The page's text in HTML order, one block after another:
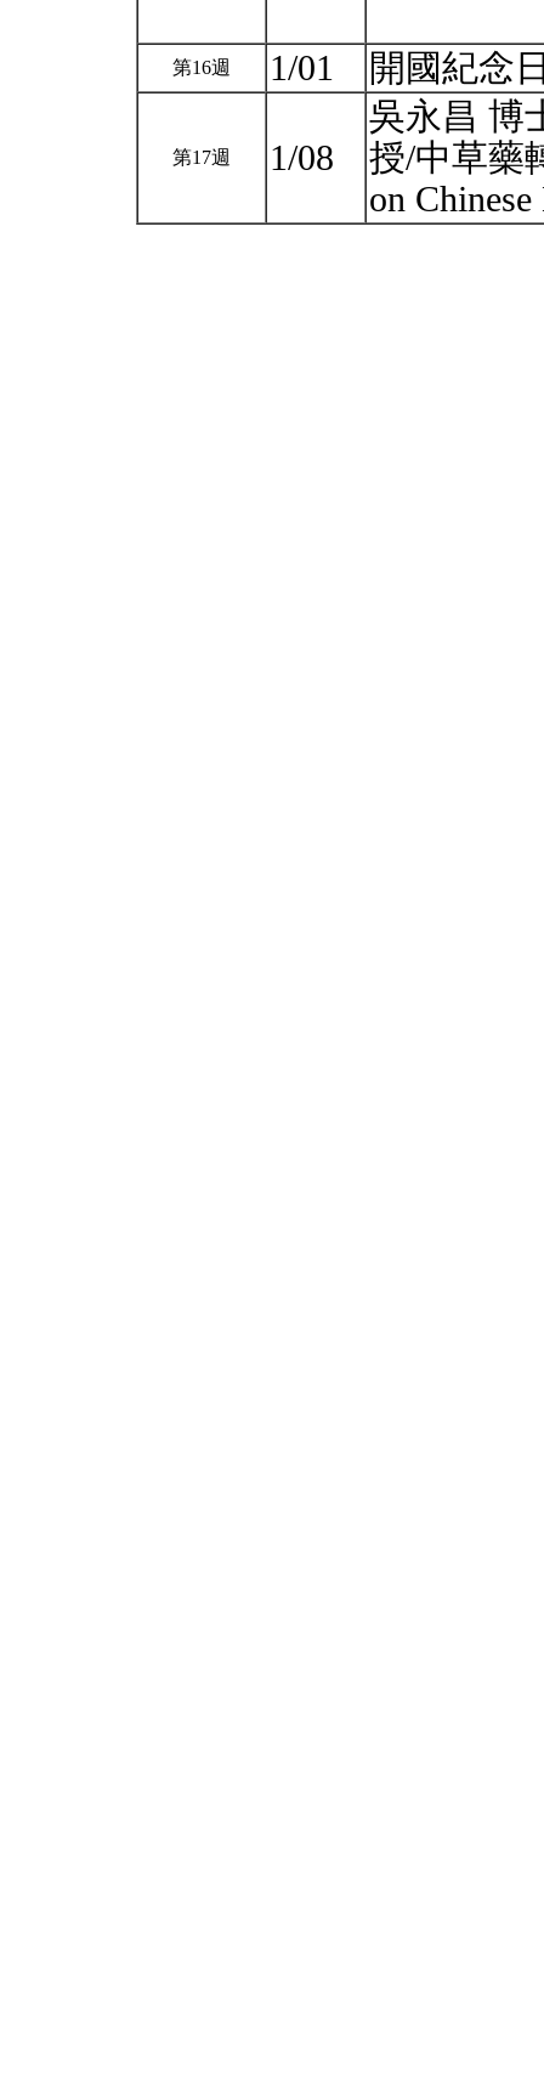
第16週 1/01 開國紀念
第17週 1/08
吳永昌 博
授/中草藥
on